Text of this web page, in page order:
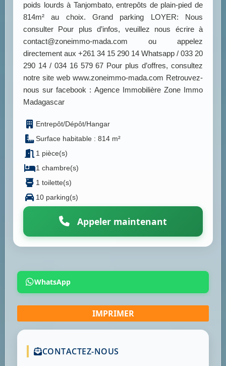
poids lourds à Tanjombato, entrepôts de plain-pied de
814m² au choix. Grand parking LOYER: Nous
consulter Pour plus d’infos, veuillez nous écrire à
contact@zoneimmo-mada.com ou appelez
directement aux +261 34 15 290 14 Whatsapp / 033 20
290 14 / 034 16 579 67 Pour plus d’offres, consultez
notre site web www.zoneimmo-mada.com Retrouvez-
nous sur facebook : Agence Immobilière Zone Immo
Madagascar
Entrepôt/Dépôt/Hangar
Surface habitable : 814 m²
1 pièce(s)
1 chambre(s)
1 toilette(s)
10 parking(s)
Appeler maintenant
WhatsApp
CONTACTEZ-NOUS